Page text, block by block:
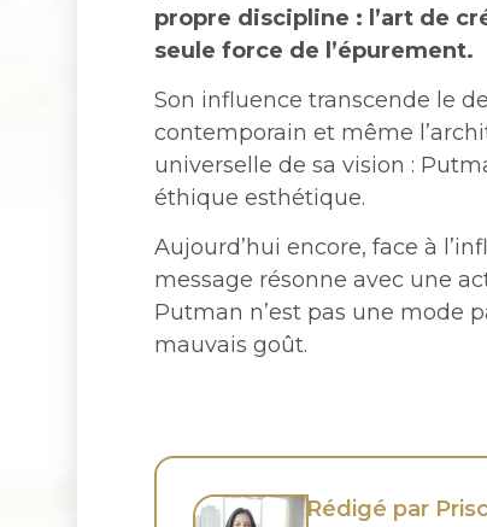
propre discipline : l’art de
seule force de l’épurement.
Son influence transcende le
contemporain et même
universelle de sa vision :
éthique esthétique.
Aujourd’hui encore, face à
message résonne avec une
Putman n’est pas une mode
mauvais goût.
Rédigé par